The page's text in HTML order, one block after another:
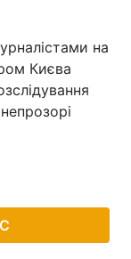
на
Києва